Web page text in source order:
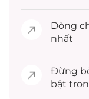
Dòng
nhất
Đừng
bật